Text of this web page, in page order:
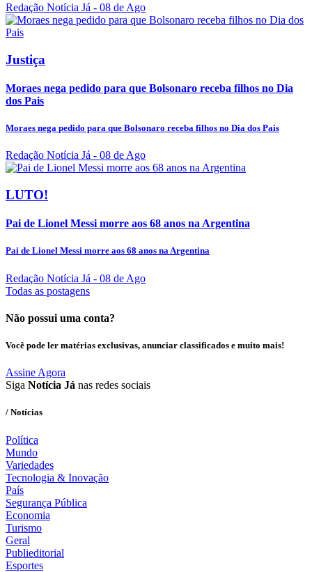
Redação Notícia Já - 08 de Ago
Justiça
Moraes nega pedido para que Bolsonaro receba filhos no Dia
dos Pais
Moraes nega pedido para que Bolsonaro receba filhos no Dia dos Pais
Redação Notícia Já - 08 de Ago
LUTO!
Pai de Lionel Messi morre aos 68 anos na Argentina
Pai de Lionel Messi morre aos 68 anos na Argentina
Redação Notícia Já - 08 de Ago
Todas as postagens
Não possui uma conta?
Você pode ler matérias exclusivas, anunciar classificados e muito mais!
Assine Agora
Siga Notícia Já nas redes sociais
/ Notícias
Política
Mundo
Variedades
Tecnologia & Inovação
País
Segurança Pública
Economia
Turismo
Geral
Publieditorial
Esportes